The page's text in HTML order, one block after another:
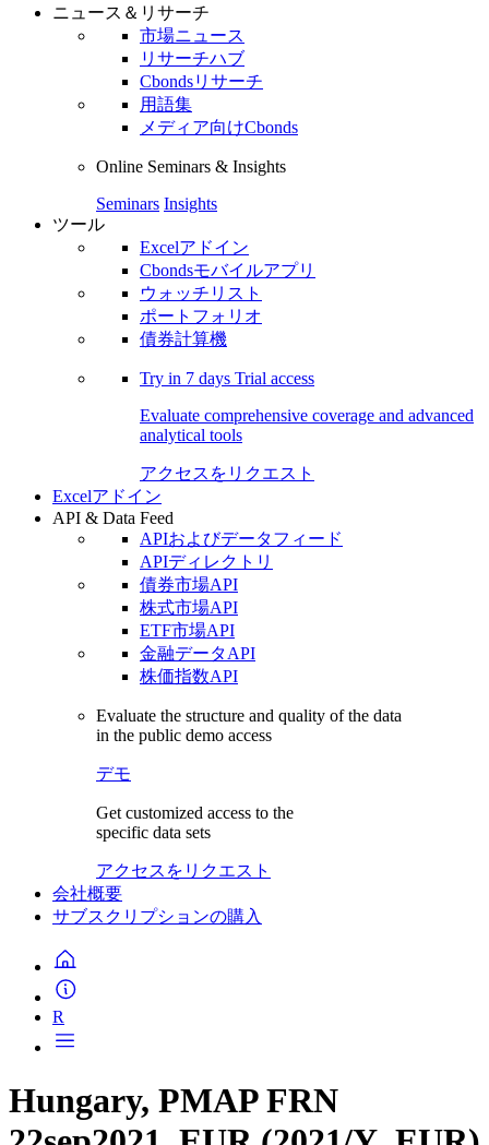
ニュース＆リサーチ
市場ニュース
リサーチハブ
Cbondsリサーチ
用語集
メディア向けCbonds
Online Seminars & Insights
Seminars Insights
ツール
Excelアドイン
Cbondsモバイルアプリ
ウォッチリスト
ポートフォリオ
債券計算機
Try in 7 days Trial access
Evaluate comprehensive coverage and advanced
analytical tools
アクセスをリクエスト
Excelアドイン
API & Data Feed
APIおよびデータフィード
APIディレクトリ
債券市場API
株式市場API
ETF市場API
金融データAPI
株価指数API
Evaluate the structure and quality of the data
in the public demo access
デモ
Get customized access to the
specific data sets
アクセスをリクエスト
会社概要
サブスクリプションの購入
R
Hungary, PMAP FRN